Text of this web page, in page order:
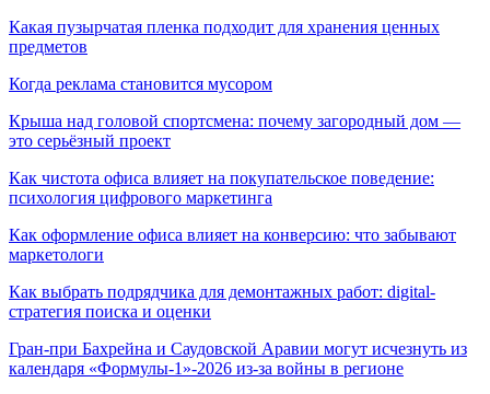
Какая пузырчатая пленка подходит для хранения ценных
предметов
Когда реклама становится мусором
Крыша над головой спортсмена: почему загородный дом —
это серьёзный проект
Как чистота офиса влияет на покупательское поведение:
психология цифрового маркетинга
Как оформление офиса влияет на конверсию: что забывают
маркетологи
Как выбрать подрядчика для демонтажных работ: digital-
стратегия поиска и оценки
Гран-при Бахрейна и Саудовской Аравии могут исчезнуть из
календаря «Формулы-1»-2026 из-за войны в регионе